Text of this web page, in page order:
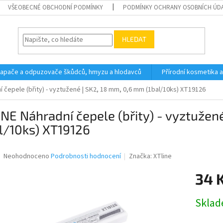
VŠEOBECNÉ OBCHODNÍ PODMÍNKY PODMÍNKY OCHRANY OSOBNÍCH
HLEDAT
a odpuzovače škůdců, hmyzu a hlodavců Přírodní kosmetika
čepele (břity) - vyztužené | SK2, 18 mm, 0,6 mm (1bal/10ks) XT19126
Náhradní čepele (břity) -
10ks) XT19126
Průměrné
Neohodnoceno Podrobnosti hodnocení Značka:XTline
34
cena: